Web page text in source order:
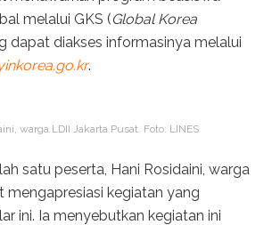
melalui GKS (Global Korea
dapat diakses informasinya melalui
.
warga LDII Jakarta Pusat. Foto: LINES
satu peserta, Hani Rosidaini, warga
mengapresiasi kegiatan yang
ini. Ia menyebutkan kegiatan ini